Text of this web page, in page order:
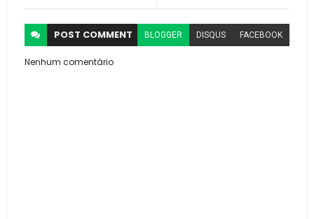
POST COMMENT BLOGGER DISQUS FACEBOOK
Nenhum comentário